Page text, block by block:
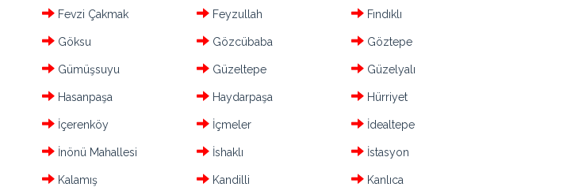
Fevzi Çakmak Feyzullah Fındıklı
Göksu Gözcübaba Göztepe
Gümüşsuyu Güzeltepe Güzelyalı
Hasanpaşa Haydarpaşa Hürriyet
İçerenköy İçmeler İdealtepe
İnönü Mahallesi İshaklı İstasyon
Kalamış Kandilli Kanlıca